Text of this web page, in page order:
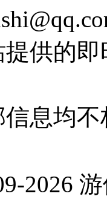
供的
息均
2026